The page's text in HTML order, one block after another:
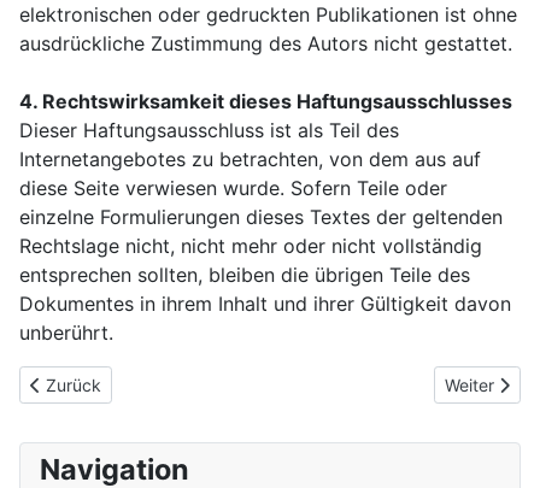
elektronischen oder gedruckten Publikationen ist ohne
ausdrückliche Zustimmung des Autors nicht gestattet.
4. Rechtswirksamkeit dieses Haftungsausschlusses
Dieser Haftungsausschluss ist als Teil des
Internetangebotes zu betrachten, von dem aus auf
diese Seite verwiesen wurde. Sofern Teile oder
einzelne Formulierungen dieses Textes der geltenden
Rechtslage nicht, nicht mehr oder nicht vollständig
entsprechen sollten, bleiben die übrigen Teile des
Dokumentes in ihrem Inhalt und ihrer Gültigkeit davon
unberührt.
Vorheriger Beitrag: Datenschutz
Zurück Nächster
Weiter
Navigation